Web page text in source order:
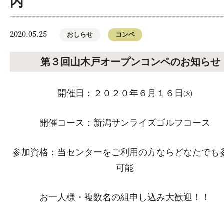
2020.05.25 おしらせ コンペ
第３回山木戸オープンコンペのお知らせ
開催日：２０２０年６月１６日㈫
開催コース：新潟サンライズゴルフコース
参加資格：当センターをご利用の方ならどなたでも
可能
お一人様・複数名の組申し込み大歓迎！！